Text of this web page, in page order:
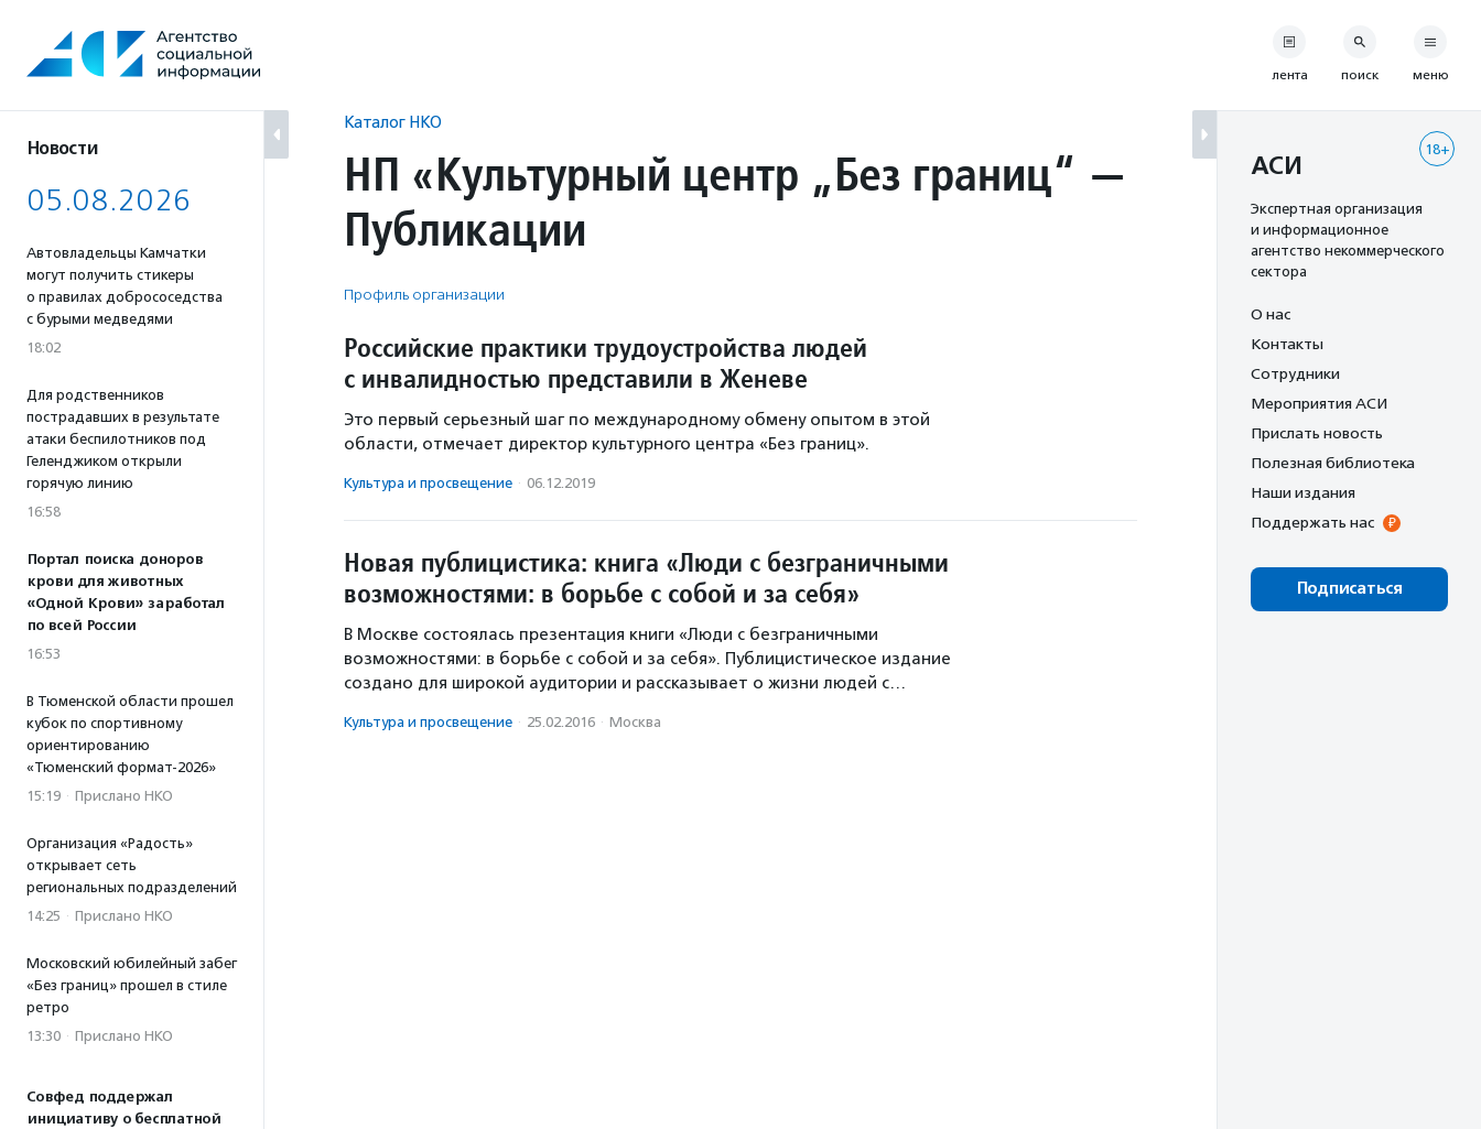
содержанию
Новости
05.08.2026
Автовладельцы Камчатки
могут получить стикеры
о правилах добрососедства
с бурыми медведями
18:02
Для родственников
пострадавших в результате
атаки беспилотников под
Геленджиком открыли
горячую линию
16:58
Портал поиска доноров
крови для животных
«Одной Крови» заработал
по всей России
16:53
В Тюменской области прошел
кубок по спортивному
ориентированию
«Тюменский формат-2026»
15:19 · Прислано НКО
Организация «Радость»
открывает сеть
региональных подразделений
14:25 · Прислано НКО
Московский юбилейный забег
«Без границ» прошел в стиле
ретро
13:30 · Прислано НКО
Совфед поддержал
инициативу о бесплатной
Каталог НКО
НП «Культурный центр „Без границ“ —
Публикации
Профиль организации
Российские практики трудоустройства людей
с инвалидностью представили в Женеве
Это первый серьезный шаг по международному обмену опытом в этой
области, отмечает директор культурного центра «Без границ».
Культура и просвещение · 06.12.2019
Новая публицистика: книга «Люди с безграничными
возможностями: в борьбе с собой и за себя»
В Москве состоялась презентация книги «Люди с безграничными
возможностями: в борьбе с собой и за себя». Публицистическое издание
создано для широкой аудитории и рассказывает о жизни людей с…
Культура и просвещение · 25.02.2016 · Москва
лента поиск меню
18+
АСИ
Экспертная организация
и информационное
агентство некоммерческого
сектора
О нас
Контакты
Сотрудники
Мероприятия АСИ
Прислать новость
Полезная библиотека
Наши издания
Поддержать нас
Подписаться